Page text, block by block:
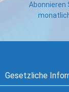
Abonnieren
Gesetzliche